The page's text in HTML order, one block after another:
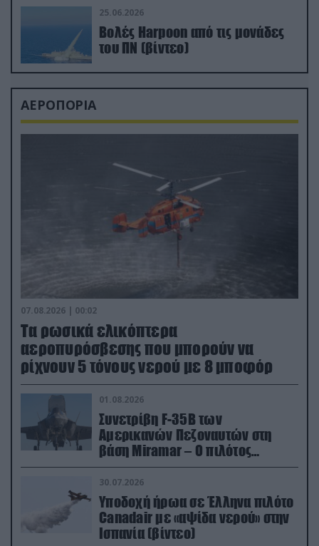
25.06.2026
Βολές Harpoon από τις μονάδες
του ΠΝ (βίντεο)
ΑΕΡΟΠΟΡΙΑ
07.08.2026 | 00:02
Τα ρωσικά ελικόπτερα
αεροπυρόσβεσης που μπορούν να
ρίχνουν 5 τόνους νερού με 8 μποφόρ
01.08.2026
Συνετρίβη F-35B των
Αμερικανών Πεζοναυτών στη
βάση Miramar – Ο πιλότος
εκτινάχθηκε εγκαίρως
30.07.2026
Υποδοχή ήρωα σε Έλληνα πιλότο
Canadair με «αψίδα νερού» στην
Ισπανία (βίντεο)